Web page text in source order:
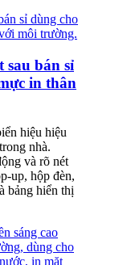
sau bán sỉ
in thân
hiệu hiệu
nhà.
và rõ nét
up, hộp đèn,
bảng hiển thị